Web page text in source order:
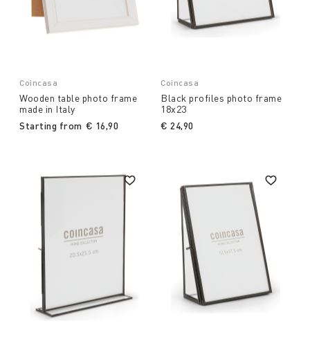
Coincasa
Wooden table photo frame
made in Italy
Starting from € 16,90
Coincasa
Black profiles photo frame
18x23
€ 24,90